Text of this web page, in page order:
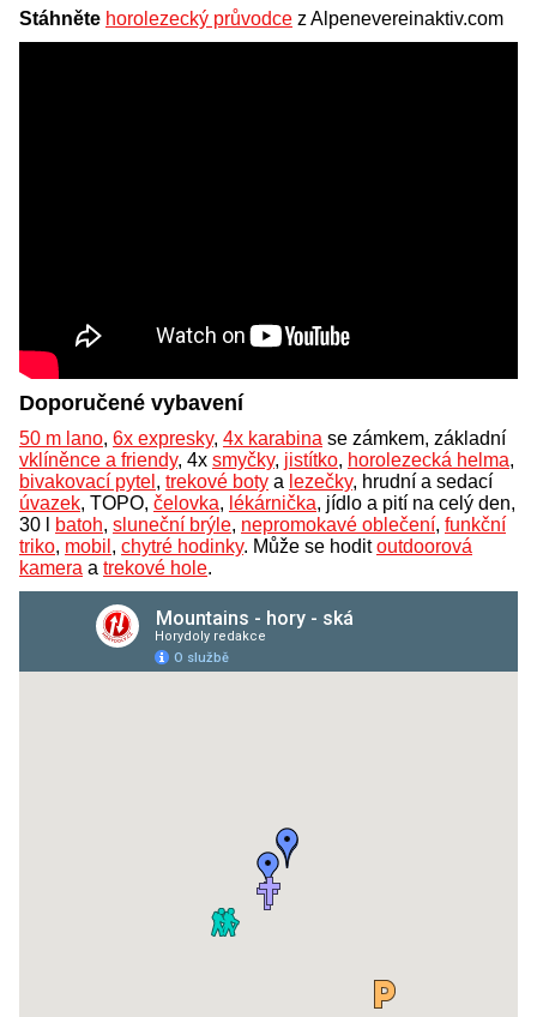
Stáhněte horolezecký průvodce z Alpenevereinaktiv.com
Doporučené vybavení
50 m lano, 6x expresky, 4x karabina se zámkem, základní
vklíněnce a friendy, 4x smyčky, jistítko, horolezecká helma,
bivakovací pytel , trekové boty a lezečky, hrudní a sedací
úvazek, TOPO, čelovka, lékárnička, jídlo a pití na celý den,
30 l
batoh, sluneční brýle, nepromokavé oblečení, funkční
triko, mobil , chytré hodinky. Může se hoditoutdoorová
kamera a trekové hole.